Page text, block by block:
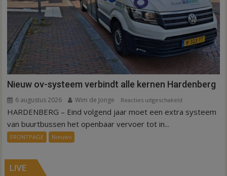
Nieuw ov-systeem verbindt alle kernen Hardenberg
6 augustus 2026 Wim de Jonge Reacties uitgeschakeld
Nieuw
HARDENBERG – Eind volgend jaar moet een extra systeem
van buurtbussen het openbaar vervoer tot in...
FRONTPAGE Nieuws
LIVE